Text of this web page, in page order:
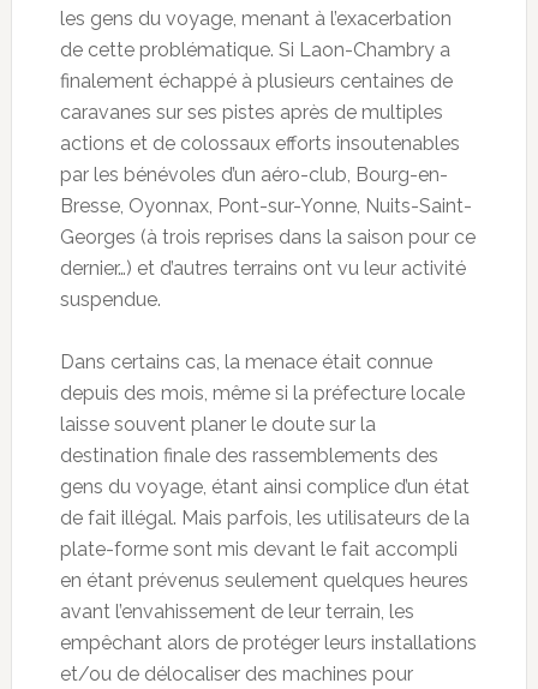
les gens du voyage, menant à l’exacerbation
de cette problématique. Si Laon-Chambry a
finalement échappé à plusieurs centaines de
caravanes sur ses pistes après de multiples
actions et de colossaux efforts insoutenables
par les bénévoles d’un aéro-club, Bourg-en-
Bresse, Oyonnax, Pont-sur-Yonne, Nuits-Saint-
Georges (à trois reprises dans la saison pour ce
dernier…) et d’autres terrains ont vu leur activité
suspendue.
Dans certains cas, la menace était connue
depuis des mois, même si la préfecture locale
laisse souvent planer le doute sur la
destination finale des rassemblements des
gens du voyage, étant ainsi complice d’un état
de fait illégal. Mais parfois, les utilisateurs de la
plate-forme sont mis devant le fait accompli
en étant prévenus seulement quelques heures
avant l’envahissement de leur terrain, les
empêchant alors de protéger leurs installations
et/ou de délocaliser des machines pour